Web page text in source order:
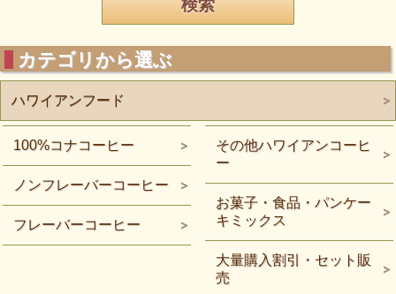
カテゴリから選ぶ
ハワイアンフード
100%コナコーヒー
ノンフレーバーコーヒー
フレーバーコーヒー
その他ハワイアンコーヒ
ー
お菓子・食品・パンケー
キミックス
大量購入割引・セット販
売